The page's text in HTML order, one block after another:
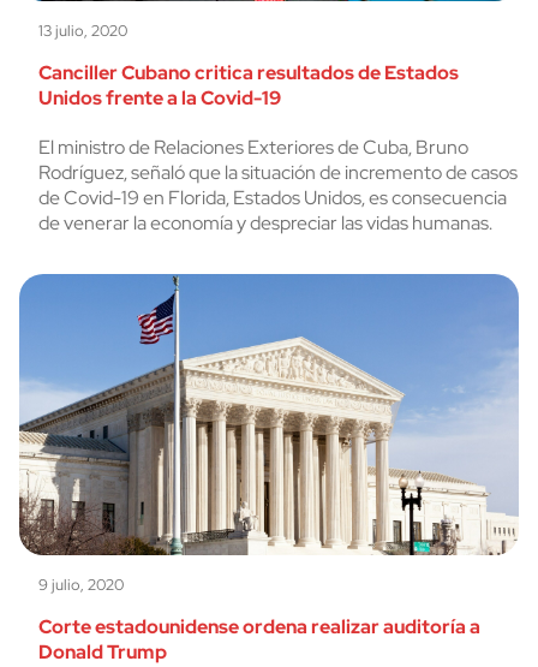
13 julio, 2020
Canciller Cubano critica resultados de Estados
Unidos frente a la Covid-19
El ministro de Relaciones Exteriores de Cuba, Bruno
Rodríguez, señaló que la situación de incremento de casos
de Covid-19 en Florida, Estados Unidos, es consecuencia
de venerar la economía y despreciar las vidas humanas.
9 julio, 2020
Corte estadounidense ordena realizar auditoría a
Donald Trump